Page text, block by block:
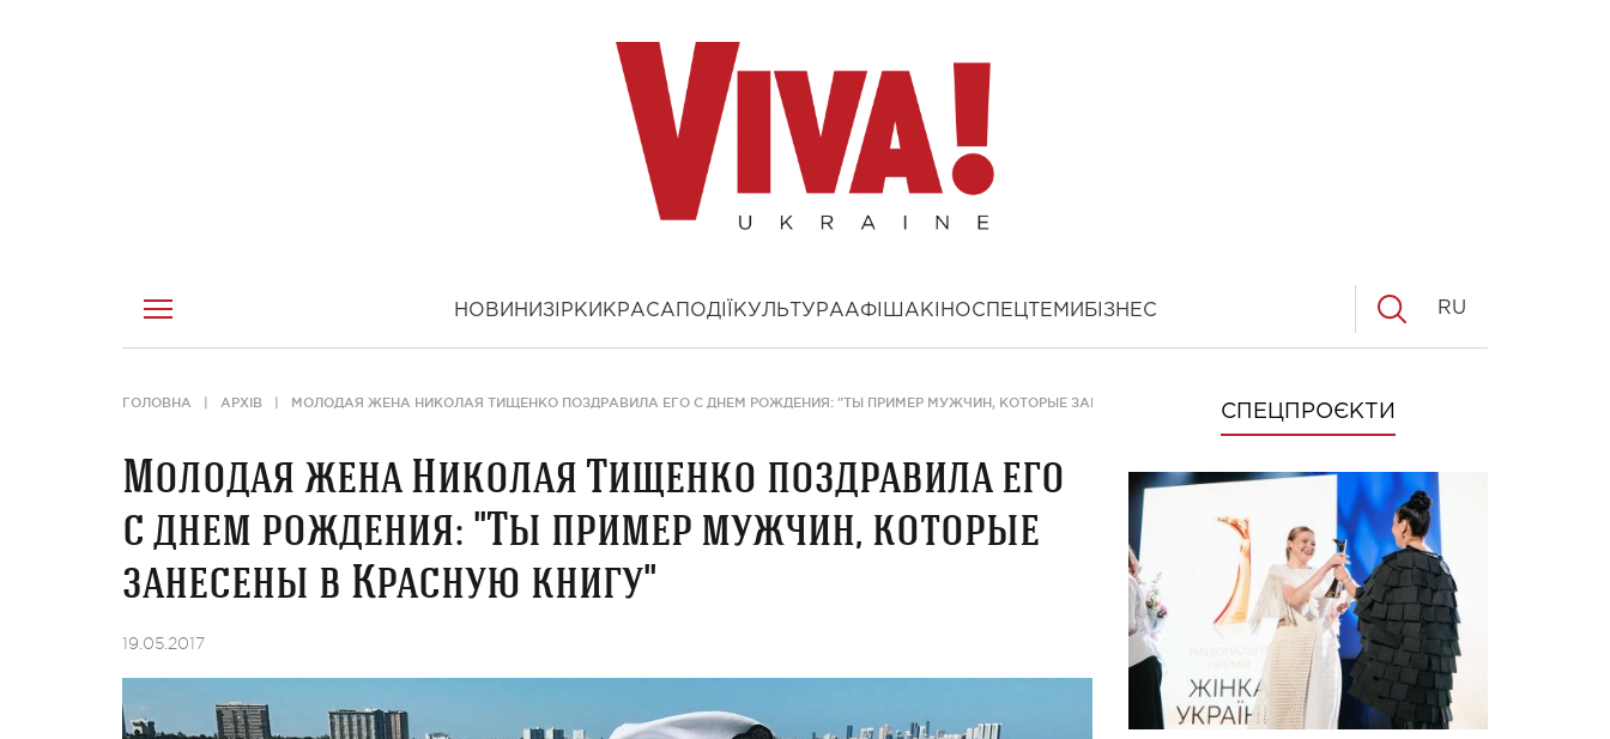
НОВИНИ ЗІРКИ КРАСА ПОДІЇ КУЛЬТУРААФІША КІНОСПЕЦТЕМИ БІЗНЕС RU
ГОЛОВНА АРХІВ МОЛОДАЯ ЖЕНА НИКОЛАЯ ТИЩЕНКО ПОЗДРАВИЛА ЕГО С ДНЕМ РОЖДЕНИЯ: "ТЫ ПРИМЕР МУЖЧИН, КОТОРЫЕ ЗАНЕСЕНЫ В КРАСНУЮ КНИГУ"
Молодая жена Николая Тищенко поздравила его
с днем рождения: "Ты пример мужчин, которые
занесены в Красную книгу"
19.05.2017
СПЕЦПРОЄКТИ